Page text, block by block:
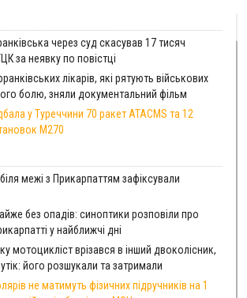
через суд скасував 17 тисяч
за неявку по повістці
лікарів, які рятують військових
болю, зняли документальний фільм
у Туреччини 70 ракет ATACMS та 12
M270
межі з Прикарпаттям зафіксували
без опадів: синоптики розповіли про
у найближчі дні
мотоцикліст врізався в інший двоколісник,
його розшукали та затримали
не матимуть фізичних підручників на 1